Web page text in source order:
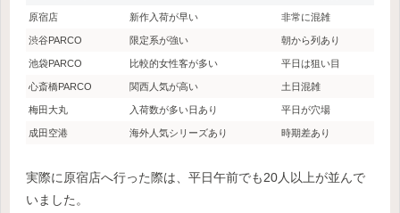
原宿店 新作入荷が早い 非常に混雑
渋谷PARCO 限定系が強い 朝から列あり
池袋PARCO 比較的女性客が多い 平日は狙い目
心斎橋PARCO 関西人気が高い 土日混雑
梅田大丸 入荷数が多い日あり 平日が穴場
成田空港 海外人気シリーズあり 時期差あり
実際に原宿店へ行った際は、平日午前でも20人以上が並んで
いました。